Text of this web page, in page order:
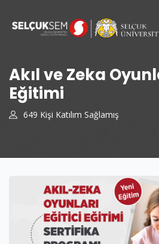
Akıl ve Zeka
Eğitimi
649 Kişi Katılım Sağlamış